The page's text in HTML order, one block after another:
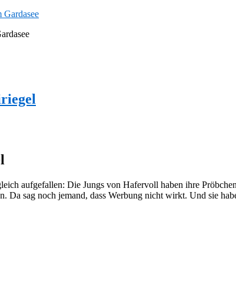
aufgefallen: Die Jungs von Hafervoll haben ihre
Da sag noch jemand, dass Werbung nicht wirkt. Und sie